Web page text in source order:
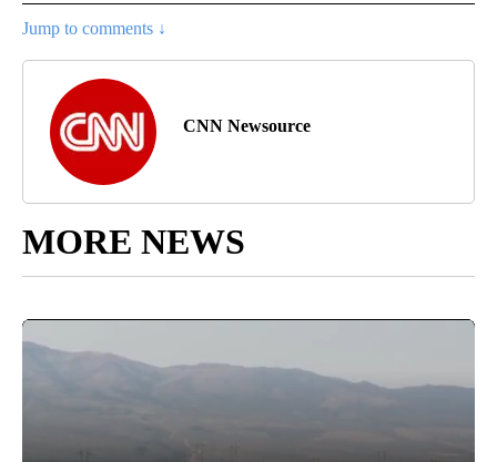
Jump to comments ↓
CNN Newsource
MORE NEWS